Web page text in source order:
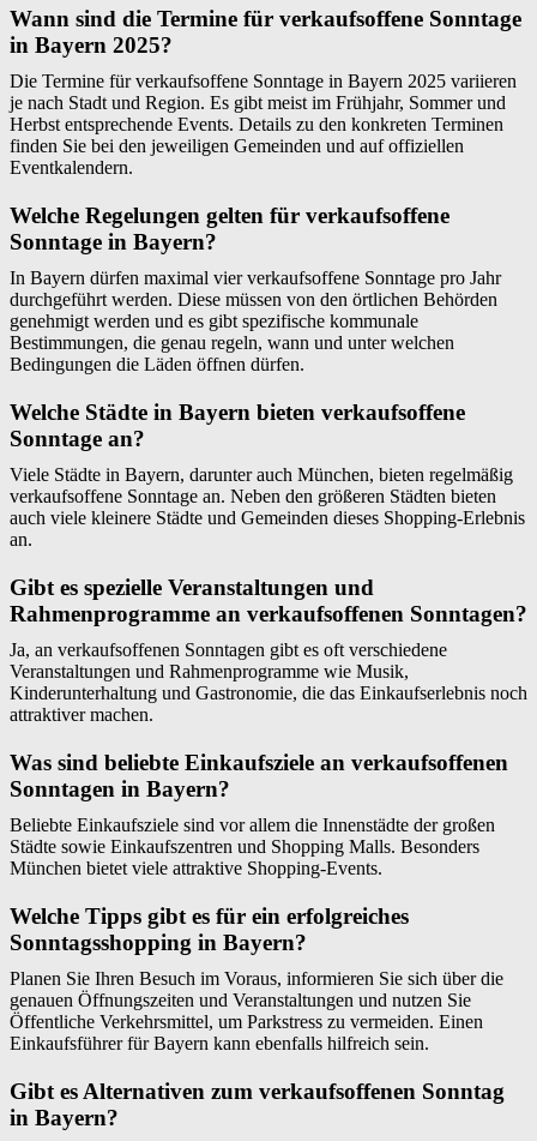
Wann sind die Termine für verkaufsoffene Sonntage
in Bayern 2025?
Die Termine für verkaufsoffene Sonntage in Bayern 2025 variieren
je nach Stadt und Region. Es gibt meist im Frühjahr, Sommer und
Herbst entsprechende Events. Details zu den konkreten Terminen
finden Sie bei den jeweiligen Gemeinden und auf offiziellen
Eventkalendern.
Welche Regelungen gelten für verkaufsoffene
Sonntage in Bayern?
In Bayern dürfen maximal vier verkaufsoffene Sonntage pro Jahr
durchgeführt werden. Diese müssen von den örtlichen Behörden
genehmigt werden und es gibt spezifische kommunale
Bestimmungen, die genau regeln, wann und unter welchen
Bedingungen die Läden öffnen dürfen.
Welche Städte in Bayern bieten verkaufsoffene
Sonntage an?
Viele Städte in Bayern, darunter auch München, bieten regelmäßig
verkaufsoffene Sonntage an. Neben den größeren Städten bieten
auch viele kleinere Städte und Gemeinden dieses Shopping-Erlebnis
an.
Gibt es spezielle Veranstaltungen und
Rahmenprogramme an verkaufsoffenen Sonntagen?
Ja, an verkaufsoffenen Sonntagen gibt es oft verschiedene
Veranstaltungen und Rahmenprogramme wie Musik,
Kinderunterhaltung und Gastronomie, die das Einkaufserlebnis noch
attraktiver machen.
Was sind beliebte Einkaufsziele an verkaufsoffenen
Sonntagen in Bayern?
Beliebte Einkaufsziele sind vor allem die Innenstädte der großen
Städte sowie Einkaufszentren und Shopping Malls. Besonders
München bietet viele attraktive Shopping-Events.
Welche Tipps gibt es für ein erfolgreiches
Sonntagsshopping in Bayern?
Planen Sie Ihren Besuch im Voraus, informieren Sie sich über die
genauen Öffnungszeiten und Veranstaltungen und nutzen Sie
Öffentliche Verkehrsmittel, um Parkstress zu vermeiden. Einen
Einkaufsführer für Bayern kann ebenfalls hilfreich sein.
Gibt es Alternativen zum verkaufsoffenen Sonntag
in Bayern?